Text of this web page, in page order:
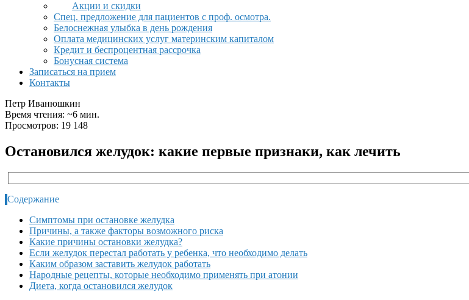
Акции и скидки
Спец. предложение для пациентов с проф. осмотра.
Белоснежная улыбка в день рождения
Оплата медицинских услуг материнским капиталом
Кредит и беспроцентная рассрочка
Бонусная система
Записаться на прием
Контакты
Петр Иванюшкин
Время чтения: ~6 мин.
Просмотров: 19 148
Остановился желудок: какие первые признаки, как лечить
Содержание
Симптомы при остановке желудка
Причины, а также факторы возможного риска
Какие причины остановки желудка?
Если желудок перестал работать у ребенка, что необходимо делать
Каким образом заставить желудок работать
Народные рецепты, которые необходимо применять при атонии
Диета, когда остановился желудок